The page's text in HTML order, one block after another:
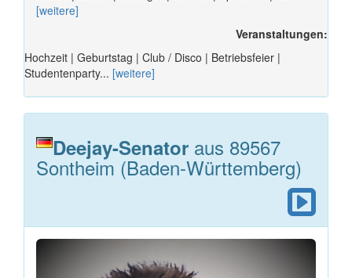
[weitere]
Veranstaltungen:
Hochzeit | Geburtstag | Club / Disco | Betriebsfeier |
Studentenparty... [weitere]
Deejay-Senator aus 89567
Sontheim (Baden-Württemberg)